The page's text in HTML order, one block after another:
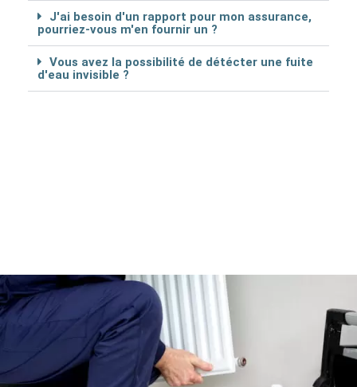
J'ai besoin d'un rapport pour mon assurance,
pourriez-vous m'en fournir un ?
Vous avez la possibilité de détécter une fuite
d'eau invisible ?